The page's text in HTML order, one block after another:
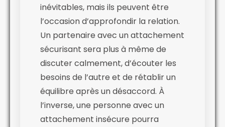
inévitables, mais ils peuvent être
l’occasion d’approfondir la relation.
Un partenaire avec un attachement
sécurisant sera plus à même de
discuter calmement, d’écouter les
besoins de l’autre et de rétablir un
équilibre après un désaccord. À
l’inverse, une personne avec un
attachement insécure pourra